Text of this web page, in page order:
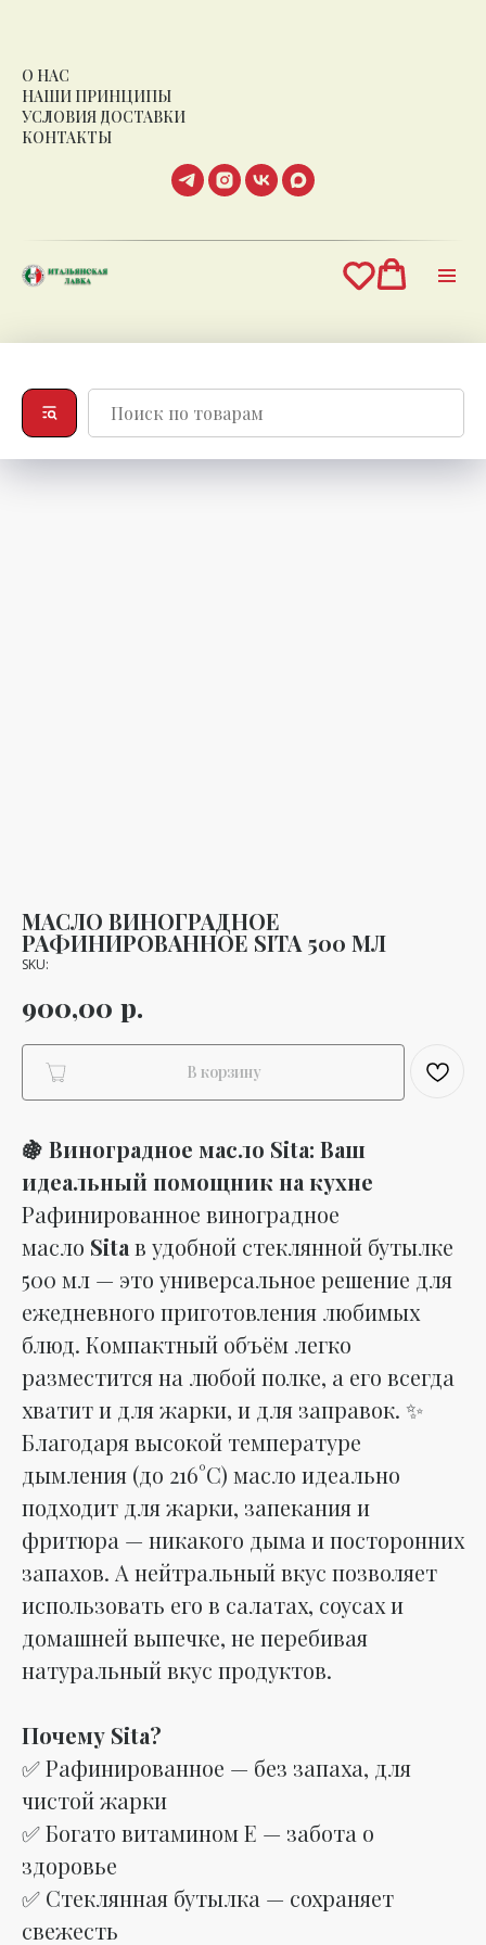
О НАС
НАШИ ПРИНЦИПЫ
УСЛОВИЯ ДОСТАВКИ
КОНТАКТЫ
МАСЛО ВИНОГРАДНОЕ
РАФИНИРОВАННОЕ SITA 500 МЛ
SKU:
900,00 р.
В корзину
🍇 Виноградное масло Sita: Ваш
идеальный помощник на кухне
Рафинированное виноградное
масло Sita в удобной стеклянной бутылке
500 мл — это универсальное решение для
ежедневного приготовления любимых
блюд. Компактный объём легко
разместится на любой полке, а его всегда
хватит и для жарки, и для заправок. ✨
Благодаря высокой температуре
дымления (до 216°C) масло идеально
подходит для жарки, запекания и
фритюра — никакого дыма и посторонних
запахов. А нейтральный вкус позволяет
использовать его в салатах, соусах и
домашней выпечке, не перебивая
натуральный вкус продуктов.
Почему Sita?
✅ Рафинированное — без запаха, для
чистой жарки
✅ Богато витамином Е — забота о
здоровье
✅ Стеклянная бутылка — сохраняет
свежесть